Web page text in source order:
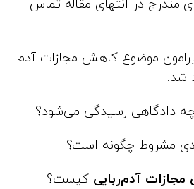
مندرج در انتهای مقاله تماس
موضوع کاهش مجازات آدم
شد.
چه دادگاهی رسیدگی می‌شود؟
مشروط چگونه است؟
آدم‌ربایی کیست؟